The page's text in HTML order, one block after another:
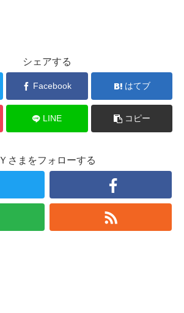
シェアする
Facebook はてブ
LINE コピー
Ｙさまをフォローする